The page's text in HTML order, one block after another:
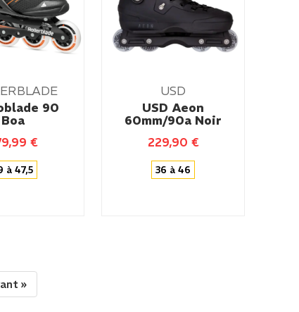
90
Boa
€
à 47,5
USD
USD Aeon
60mm/90a Noir
229,90 €
36 à 46
»